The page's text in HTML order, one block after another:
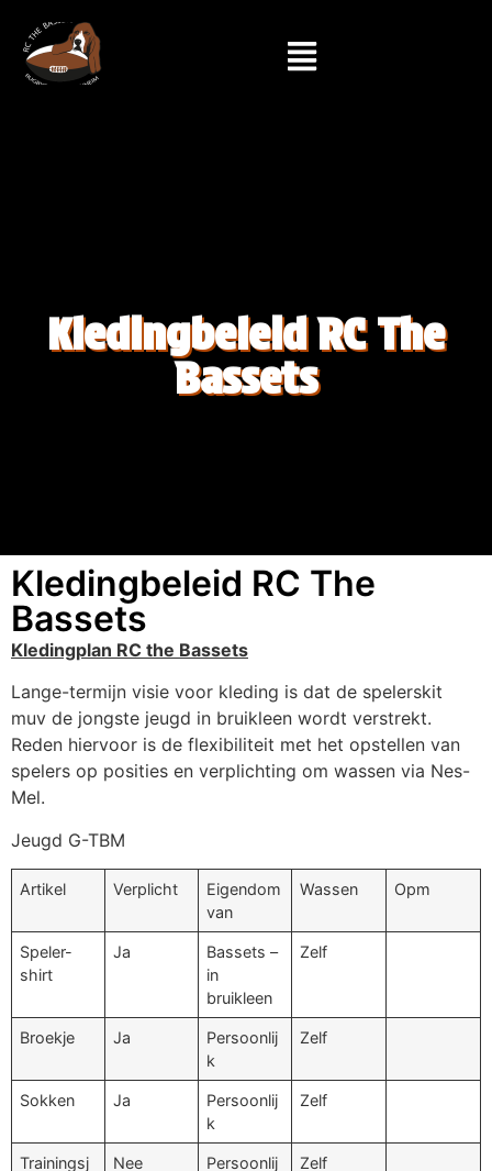
Kledingbeleid RC The
Bassets
Kledingbeleid RC The
Bassets
Kledingplan RC the Bassets
Lange-termijn visie voor kleding is dat de spelerskit
muv de jongste jeugd in bruikleen wordt verstrekt.
Reden hiervoor is de flexibiliteit met het opstellen van
spelers op posities en verplichting om wassen via Nes-
Mel.
Jeugd G-TBM
Artikel Verplicht
Eigendom
van
Wassen Opm
Speler-
shirt
Ja
Bassets –
in
bruikleen
Zelf
Broekje Ja
Persoonlij
k
Zelf
Sokken Ja
Persoonlij
k
Zelf
Trainingsj
Nee
Persoonlij
Zelf